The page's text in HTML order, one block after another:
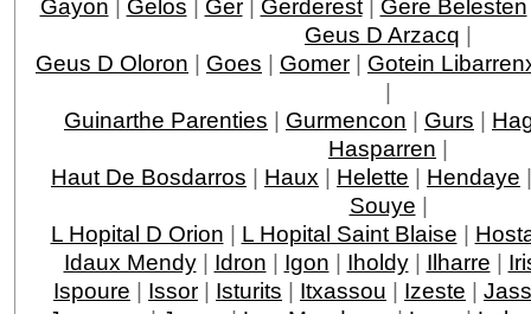
Gayon | Gelos | Ger| Gerderest| Gere Belesten
Geus D Arzacq |
Geus D Oloron | Goes | Gomer | Gotein
|
Guinarthe Parenties | Gurmencon | Gurs |
Hasparren |
Haut De Bosdarros | Haux | Helette | Hendaye
Souye |
L Hopital D Orion | L Hopital Saint Blaise |
Idaux Mendy| Idron | Igon | Iholdy| Ilharre |
Ispoure | Issor | Isturits | Itxassou | Izeste |